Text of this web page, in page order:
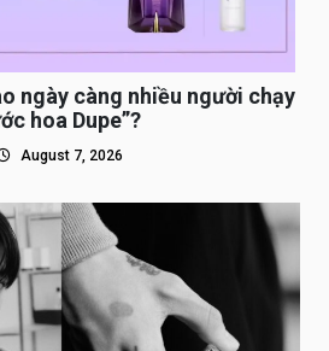
ngày càng nhiều người chạy
hoa Dupe”?
August 7, 2026